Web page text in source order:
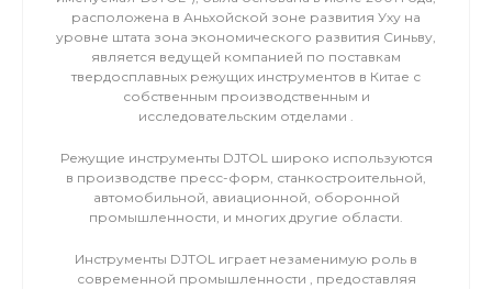
расположена в Аньхойской зоне развития Уху на
уровне штата зона экономического развития Синьву,
является ведущей компанией по поставкам
твердосплавных режущих инструментов в Китае с
собственным производственным и
исследовательским отделами .
Режущие инструменты DJTOL широко используются
в производстве пресс-форм, станкостроительной,
автомобильной, авиационной, оборонной
промышленности, и многих другие области.
Инструменты DJTOL играет незаменимую роль в
современной промышленности , предоставляя